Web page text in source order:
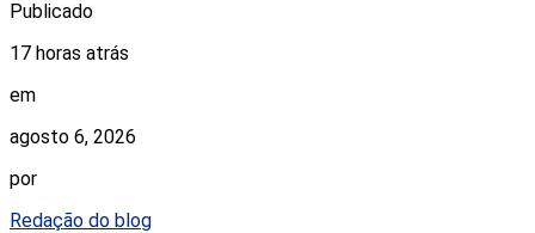
Publicado
17 horas atrás
em
agosto 6, 2026
por
Redação do blog